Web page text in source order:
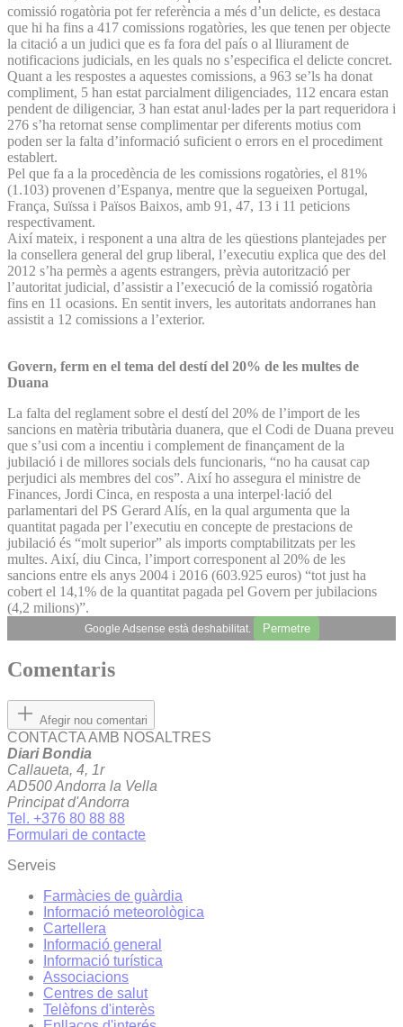
comissió rogatòria pot fer referència a més d’un delicte, es destaca
que hi ha fins a 417 comissions rogatòries, les que tenen per objecte
la citació a un judici que es fa fora del país o al lliurament de
notificacions judicials, en les quals no s’especifica el delicte concret.
Quant a les respostes a aquestes comissions, a 963 se’ls ha donat
compliment, 5 han estat parcialment diligenciades, 112 encara estan
pendent de diligenciar, 3 han estat anul·lades per la part requeridora i
276 s’ha retornat sense complimentar per diferents motius com
poden ser la falta d’informació suficient o errors en el procediment
establert.
Pel que fa a la procedència de les comissions rogatòries, el 81%
(1.103) provenen d’Espanya, mentre que la segueixen Portugal,
França, Suïssa i Països Baixos, amb 91, 47, 13 i 11 peticions
respectivament.
Així mateix, i responent a una altra de les qüestions plantejades per
la consellera general del grup liberal, l’executiu explica que des del
2012 s’ha permès a agents estrangers, prèvia autorització per
l’autoritat judicial, d’assistir a l’execució de la comissió rogatòria
fins en 11 ocasions. En sentit invers, les autoritats andorranes han
assistit a 12 comissions a l’exterior.
Govern, ferm en el tema del destí del 20% de les multes de
Duana
La falta del reglament sobre el destí del 20% de l’import de les
sancions en matèria tributària duanera, que el Codi de Duana preveu
que s’usi com a incentiu i complement de finançament de la
jubilació i de millores socials dels funcionaris, “no ha causat cap
perjudici als membres del cos”. Així ho assegura el ministre de
Finances, Jordi Cinca, en resposta a una interpel·lació del
parlamentari del PS Gerard Alís, en la qual argumenta que la
quantitat pagada per l’executiu en concepte de prestacions de
jubilació és “molt superior” als imports comptabilitzats per les
multes. Així, diu Cinca, l’import corresponent al 20% de les
sancions entre els anys 2004 i 2016 (603.925 euros) “tot just ha
cobert el 14,1% de la quantitat pagada pel Govern per jubilacions
(4,2 milions)”.
Google Adsense està deshabilitat. Permetre
Comentaris
Afegir nou comentari
CONTACTA AMB NOSALTRES
Diari Bondia
Callaueta, 4, 1r
AD500 Andorra la Vella
Principat d'Andorra
Tel. +376 80 88 88
Formulari de contacte
Serveis
Farmàcies de guàrdia
Informació meteorològica
Cartellera
Informació general
Informació turística
Associacions
Centres de salut
Telèfons d'interès